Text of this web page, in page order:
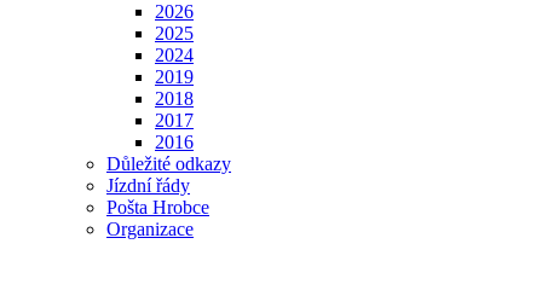
2026
2025
2024
2019
2018
2017
2016
Důležité odkazy
Jízdní řády
Pošta Hrobce
Organizace